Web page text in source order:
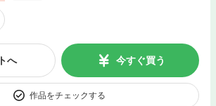
へ 今すぐ買う
作品をチェックする